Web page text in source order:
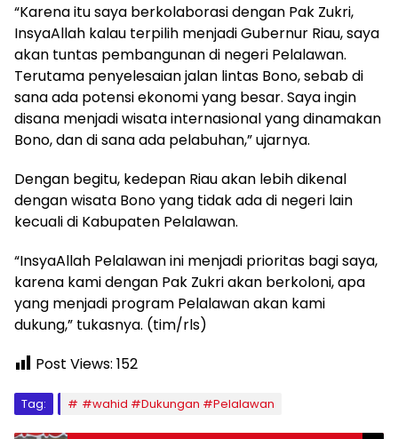
“Karena itu saya berkolaborasi dengan Pak Zukri,
InsyaAllah kalau terpilih menjadi Gubernur Riau, saya
akan tuntas pembangunan di negeri Pelalawan.
Terutama penyelesaian jalan lintas Bono, sebab di
sana ada potensi ekonomi yang besar. Saya ingin
disana menjadi wisata internasional yang dinamakan
Bono, dan di sana ada pelabuhan,” ujarnya.
Dengan begitu, kedepan Riau akan lebih dikenal
dengan wisata Bono yang tidak ada di negeri lain
kecuali di Kabupaten Pelalawan.
“InsyaAllah Pelalawan ini menjadi prioritas bagi saya,
karena kami dengan Pak Zukri akan berkoloni, apa
yang menjadi program Pelalawan akan kami
dukung,” tukasnya. (tim/rls)
Post Views: 152
Tag: #wahid #Dukungan #Pelalawan